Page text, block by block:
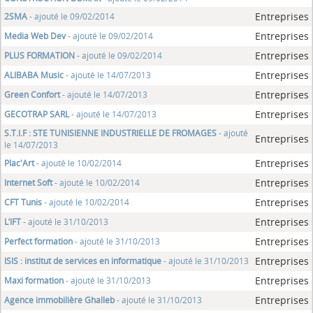
2SMA- ajouté le 09/02/2014 Entreprises
Media Web Dev- ajouté le 09/02/2014 Entreprises
PLUS FORMATION- ajouté le 09/02/2014 Entreprises
ALIBABA Music- ajouté le 14/07/2013 Entreprises
Green Confort- ajouté le 14/07/2013 Entreprises
GECOTRAP SARL- ajouté le 14/07/2013 Entreprises
S.T.I.F : STE TUNISIENNE INDUSTRIELLE DE FROMAGES- ajouté
le 14/07/2013
Entreprises
Plac'Art- ajouté le 10/02/2014 Entreprises
Internet Soft- ajouté le 10/02/2014 Entreprises
CFT Tunis- ajouté le 10/02/2014 Entreprises
L’IFT- ajouté le 31/10/2013 Entreprises
Perfect formation- ajouté le 31/10/2013 Entreprises
ISIS : institut de services en informatique- ajouté le 31/10/2013 Entreprises
Maxi formation- ajouté le 31/10/2013 Entreprises
Agence immobilière Ghalleb- ajouté le 31/10/2013 Entreprises